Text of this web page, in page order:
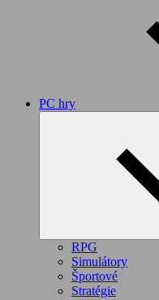
PC hry
RPG
Simulátory
Športové
Stratégie